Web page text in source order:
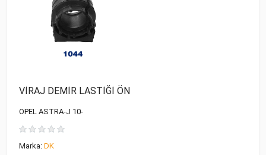
VİRAJ DEMİR LASTİĞİ ÖN
OPEL ASTRA-J 10-
Marka: DK